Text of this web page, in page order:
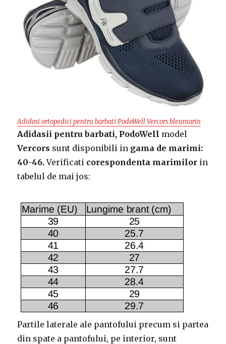
Adidasi ortopedici pentru barbati PodoWell Vercors bleumarin
Adidasii pentru barbati, PodoWell model
Vercors sunt disponibili in gama de marimi:
40-46.Verificati corespondenta marimilor in
tabelul de mai jos:
Partile laterale ale pantofului precum si partea
din spate a pantofului, pe interior, sunt